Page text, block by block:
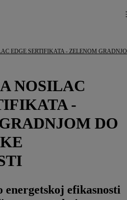
EDGE SERTIFIKATA - ZELENOM
NOSILAC
-
DO
energetskoj efikasnosti